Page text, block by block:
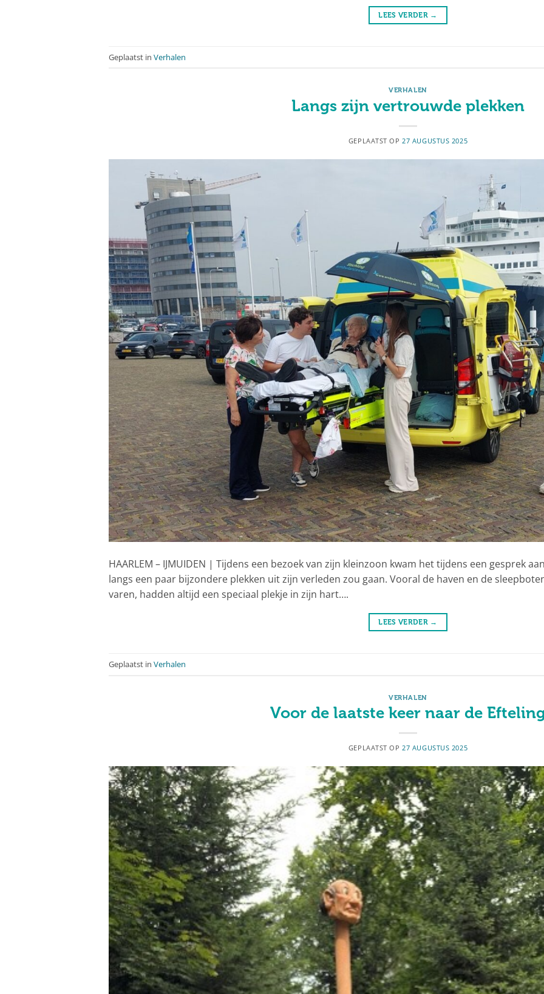
LEES VERDER →
Geplaatst in Verhalen
VERHALEN
Langs zijn vertrouwde plekken
GEPLAATST OP27 AUGUSTUS 2025
HAARLEM – IJMUIDEN | Tijdens een bezoek van zijn kleinzoon kwam het tijdens een gesprek
langs een paar bijzondere plekken uit zijn verleden zou gaan. Vooral de haven en de
varen, hadden altijd een speciaal plekje in zijn hart….
LEES VERDER →
Geplaatst in Verhalen
VERHALEN
Voor de laatste keer naar de
GEPLAATST OP27 AUGUSTUS 2025